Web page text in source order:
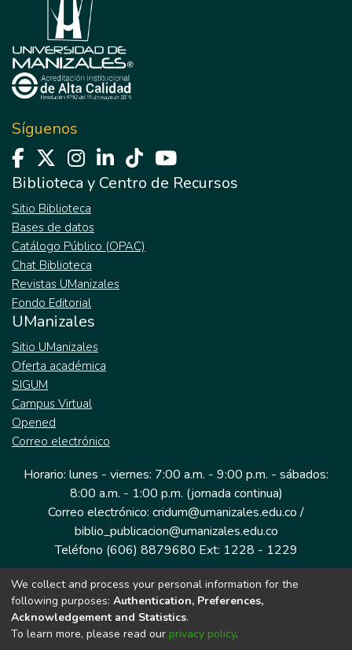
Síguenos
Biblioteca y Centro de Recursos
Sitio Biblioteca
Bases de datos
Catálogo Público (OPAC)
Chat Biblioteca
Revistas UManizales
Fondo Editorial
UManizales
Sitio UManizales
Oferta académica
SIGUM
Campus Virtual
Opened
Correo electrónico
Horario: lunes - viernes: 7:00 a.m. - 9:00 p.m. - sábados:
8:00 a.m. - 1:00 p.m. (jornada continua)
Correo electrónico: cridum@umanizales.edu.co /
biblio_publicacion@umanizales.edu.co
Teléfono (606) 8879680 Ext: 1228 - 1229
Dirección: Cra 9 a # 19-03 Edificio histórico, piso 1
Manizales, Caldas
Colombia.
We collect and process your personal information for the
following purposes: Authentication, Preferences,
Acknowledgement and Statistics.
To learn more, please read our privacy policy.